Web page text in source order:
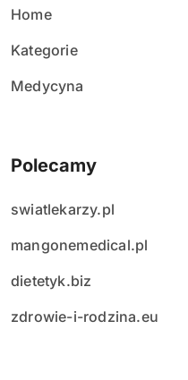
Home
Kategorie
Medycyna
Polecamy
swiatlekarzy.pl
mangonemedical.pl
dietetyk.biz
zdrowie-i-rodzina.eu